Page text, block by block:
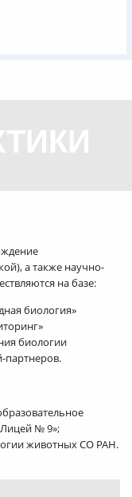
а также научно-
на базе:
биология»
биологии
№ 9»;
животных СО РАН.